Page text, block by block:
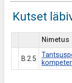
Kutset
Nimetus
B.2.5